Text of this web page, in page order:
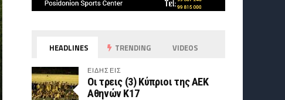
HEADLINES TRENDING VIDEOS
ΕΙΔΗΣΕΙΣ
Οι τρεις (3) Κύπριοι της ΑΕΚ
Αθηνών Κ17